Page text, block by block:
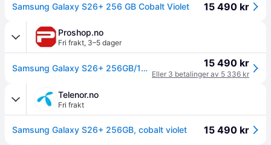
Samsung Galaxy S26+ 256 GB Cobalt Violet 15 490 kr
Proshop.no
Fri frakt, 3–5 dager
Samsung Galaxy S26+ 256GB/12GB - Cobalt Violet 15 490 kr
Eller 3 betalinger av 5 336 kr
Telenor.no
Fri frakt
Samsung Galaxy S26+ 256GB, cobalt violet 15 490 kr